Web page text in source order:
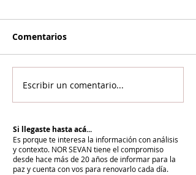
Comentarios
Escribir un comentario...
Si llegaste hasta acá...
Es porque te interesa la información con análisis
y contexto. NOR SEVAN tiene el compromiso
desde hace más de 20 años de informar para la
paz y cuenta con vos para renovarlo cada día.